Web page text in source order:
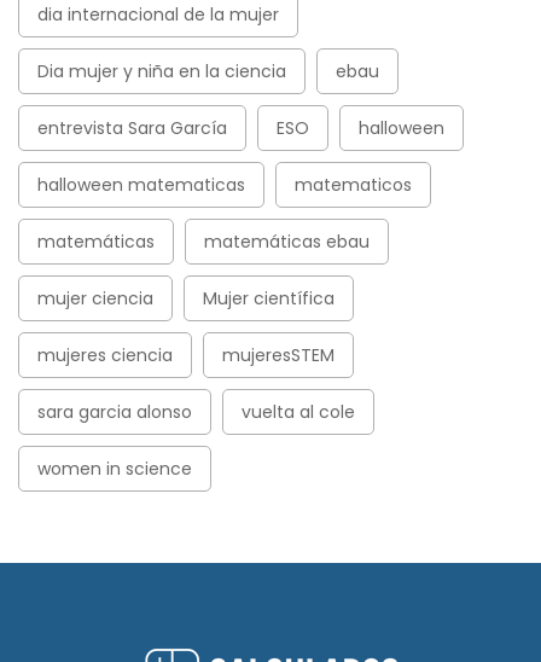
dia internacional de la mujer
Dia mujer y niña en la ciencia ebau
entrevista Sara García ESO halloween
halloween matematicas matematicos
matemáticas matemáticas ebau
mujer ciencia Mujer científica
mujeres ciencia mujeresSTEM
sara garcia alonso vuelta al cole
women in science